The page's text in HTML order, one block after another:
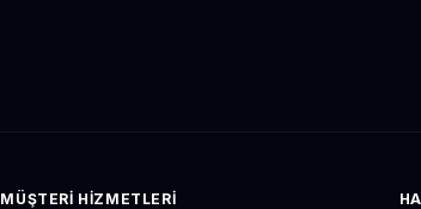
MÜŞTERI HIZMETLERI